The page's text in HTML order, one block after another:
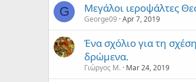
G Μεγάλοι ιεροψάλτες
George09 Apr 7, 2019
Ένα σχόλιο για τη
δρώμενα.
Γιώργος Μ. Mar 24, 2019